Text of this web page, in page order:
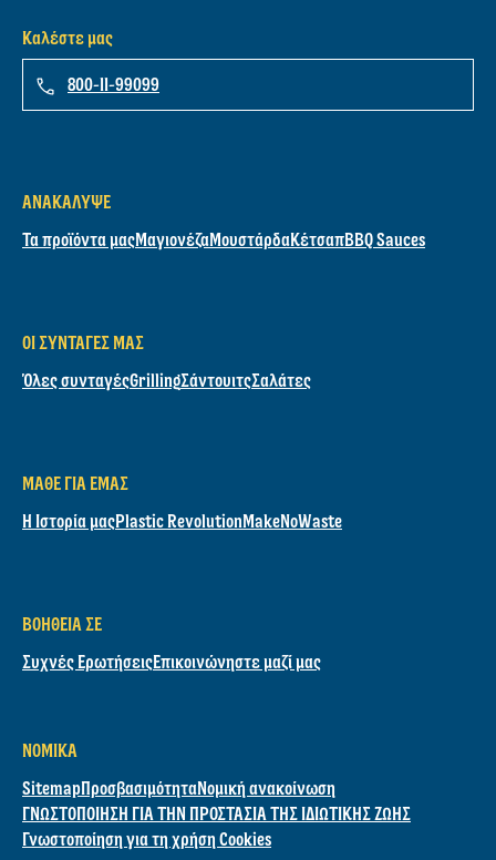
Καλέστε μας
800-11-99099
ΑΝΑΚΆΛΥΨΕ
Τα προϊόντα μαςΜαγιονέζαΜουστάρδαΚέτσαπBBQ Sauces
ΟΙ ΣΥΝΤΑΓΈΣ ΜΑΣ
Όλες συνταγέςGrillingΣάντουιτςΣαλάτες
ΜΆΘΕ ΓΙΑ ΕΜΆΣ
Η Ιστορία μαςPlastic RevolutionMakeNoWaste
ΒΟΉΘΕΙΑ ΣΕ
Συχνές ΕρωτήσειςΕπικοινώνηστε μαζί μας
ΝΟΜΙΚΆ
SitemapΠροσβασιμότηταΝομική ανακοίνωση
ΓΝΩΣΤΟΠΟΙΗΣΗ ΓΙΑ ΤΗΝ ΠΡΟΣΤΑΣΙΑ ΤΗΣ ΙΔΙΩΤΙΚΗΣ ΖΩΗΣ
Γνωστοποίηση για τη χρήση Cookies